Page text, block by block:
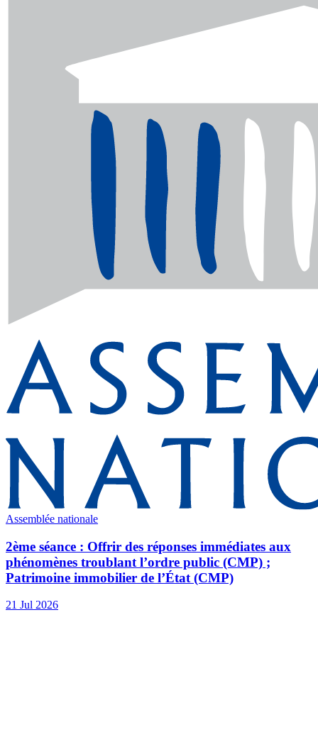
Assemblée nationale
2ème séance : Offrir des réponses immédiates aux
phénomènes troublant l’ordre public (CMP) ;
Patrimoine immobilier de l’État (CMP)
21 Jul 2026